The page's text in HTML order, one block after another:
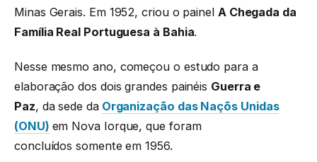
Minas Gerais. Em 1952, criou o painel A Chegada da
Família Real Portuguesa à Bahia.
Nesse mesmo ano, começou o estudo para a
elaboração dos dois grandes painéis Guerra e
Paz, da sede da Organização das Naçõs Unidas
(ONU) em Nova Iorque, que foram
concluídos somente em 1956.